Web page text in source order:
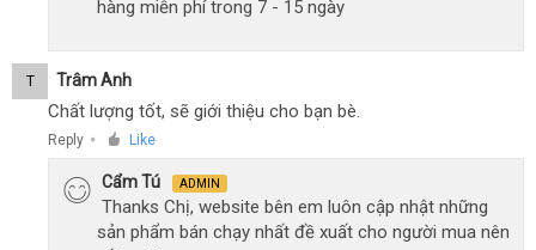
hàng miễn phí trong 7 - 15 ngày
T Trâm Anh
Chất lượng tốt, sẽ giới thiệu cho bạn bè.
Reply ● Like
Cẩm Tú ADMIN
Thanks Chị, website bên em luôn cập nhật những
sản phẩm bán chạy nhất đề xuất cho người mua nên